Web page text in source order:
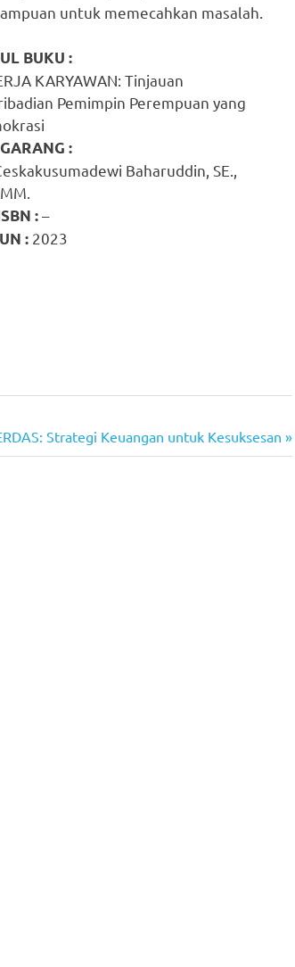
untuk memecahkan masalah.
BUKU :
KARYAWAN: Tinjauan
Pemimpin Perempuan yang
:
Baharuddin, SE.,
:–
: 2023
Strategi Keuangan untuk Kesuksesan